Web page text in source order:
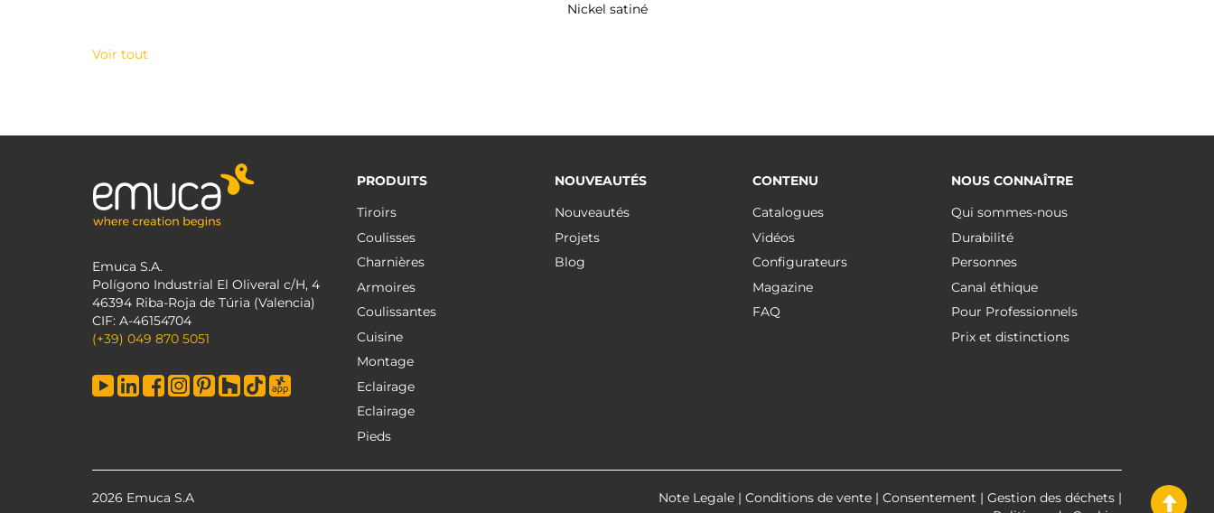
Nickel satiné
Voir tout
Emuca S.A.
Polígono Industrial El Oliveral c/H, 4
46394 Riba-Roja de Túria (Valencia)
CIF: A-46154704
(+39) 049 870 5051
PRODUITS
Tiroirs
Coulisses
Charnières
Armoires
Coulissantes
Cuisine
Montage
Eclairage
Eclairage
Pieds
NOUVEAUTÉS
Nouveautés
Projets
Blog
CONTENU
Catalogues
Vidéos
Configurateurs
Magazine
FAQ
NOUS CONNAÎTRE
Qui sommes-nous
Durabilité
Personnes
Canal éthique
Pour Professionnels
Prix et distinctions
2026 Emuca S.A Note Legale | Conditions de vente | Consentement | Gestion des déchets |